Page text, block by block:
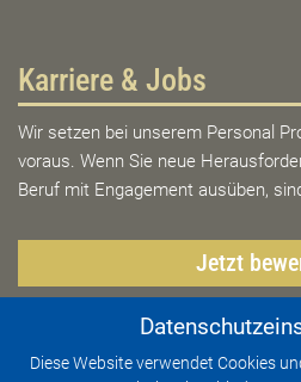
Diese Website verwendet Cookies
Karriere & Jobs
Wir setzen bei unserem Personal
voraus. Wenn Sie neue
Beruf mit Engagement ausüben,
Jetzt
Thüringen erleben